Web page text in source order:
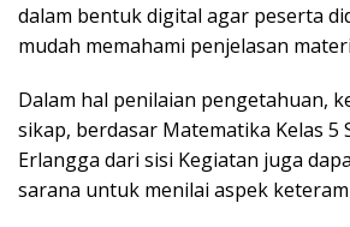
dalam bentuk digital agar peserta
mudah memahami penjelasan
Dalam hal penilaian pengetahuan,
sikap, berdasar Matematika Kelas 5
Erlangga dari sisi Kegiatan juga
sarana untuk menilai aspek